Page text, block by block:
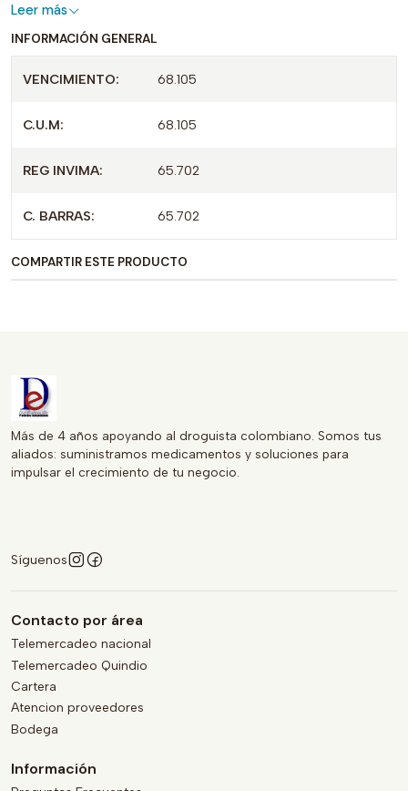
Leer más
INFORMACIÓN GENERAL
VENCIMIENTO: 68.105
C.U.M: 68.105
REG INVIMA: 65.702
C. BARRAS: 65.702
COMPARTIR ESTE PRODUCTO
Más de 4 años apoyando al droguista colombiano. Somos tus
aliados: suministramos medicamentos y soluciones para
impulsar el crecimiento de tu negocio.
Síguenos
Contacto por área
Telemercadeo nacional
Telemercadeo Quindio
Cartera
Atencion proveedores
Bodega
Información